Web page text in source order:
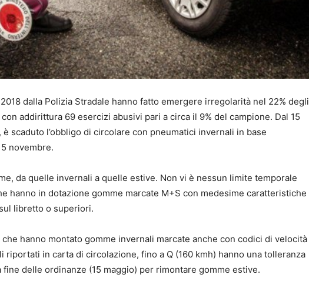
dalla Polizia Stradale hanno fatto emergere irregolarità nel 22% degli
addirittura 69 esercizi abusivi pari a circa il 9% del campione. Dal 15
scaduto l’obbligo di circolare con pneumatici invernali in base
novembre.
da quelle invernali a quelle estive. Non vi è nessun limite temporale
hanno in dotazione gomme marcate M+S con medesime caratteristiche
libretto o superiori.
hanno montato gomme invernali marcate anche con codici di velocità
riportati in carta di circolazione, fino a Q (160 kmh) hanno una tolleranza
delle ordinanze (15 maggio) per rimontare gomme estive.